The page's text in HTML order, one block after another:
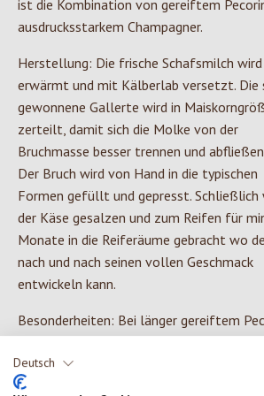
Deutsch
ist die Kombination von gereiftem
ausdrucksstarkem Champagner.
Herstellung: Die frische Schafsmilch wird
erwärmt und mit Kälberlab versetzt. Die
gewonnene Gallerte wird in
zerteilt, damit sich die Molke von der
Bruchmasse besser trennen und
Der Bruch wird von Hand in die typischen
Formen gefüllt und gepresst. Schließlich
der Käse gesalzen und zum Reifen für
Monate in die Reiferäume gebracht wo
nach und nach seinen vollen Geschmack
entwickeln kann.
Besonderheiten: Bei länger gereiftem
vereinzelt kleine Löcher, in denen sich
auch Reifeflüssigkeit zeigt, die die Italiener